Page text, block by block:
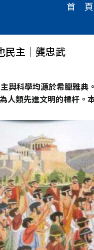
首 頁
民主│龔忠武
與科學均源於希臘雅
人類先進文明的標杆。